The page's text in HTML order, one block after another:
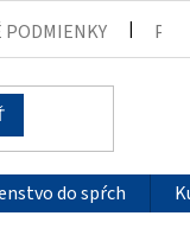
PODMIENKY
do spŕch